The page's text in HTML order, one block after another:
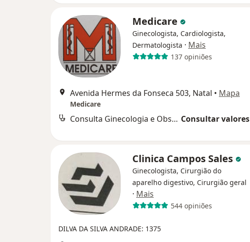
Medicare
Ginecologista, Cardiologista,
Dermatologista · Mais
137 opiniões
Avenida Hermes da Fonseca 503, Natal • Mapa
Medicare
Consulta Ginecologia e Obstetrícia Consultar valores
Clinica Campos Sales
Ginecologista, Cirurgião do
aparelho digestivo, Cirurgião geral
· Mais
544 opiniões
DILVA DA SILVA ANDRADE: 1375